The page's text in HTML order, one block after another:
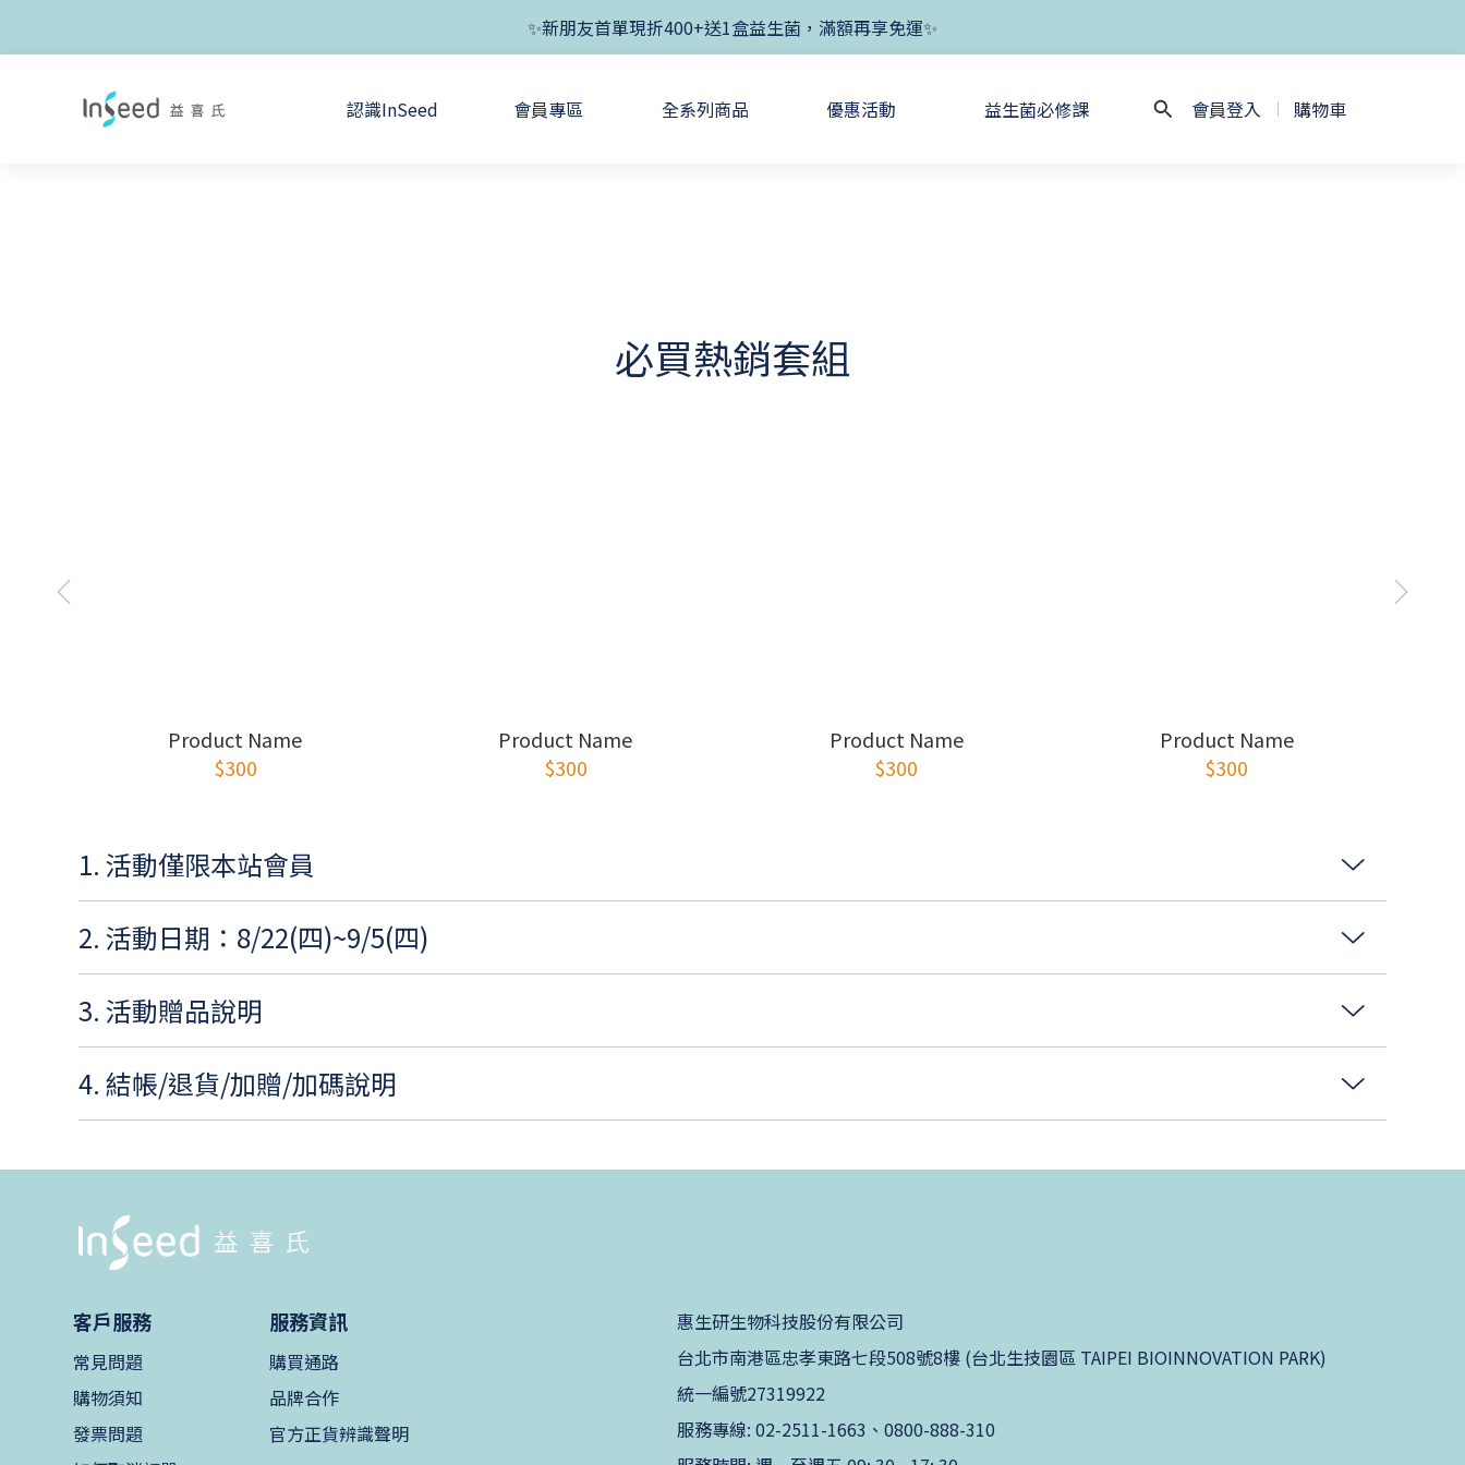
✨新朋友首單現折400+送1盒益生菌，滿額再享免運✨
✨新朋友首單現折400+送1盒益生菌，滿額再享免運✨
認識InSeed 會員專區 全系列商品 優惠活動 益生菌必修課 會員登入 購物車
必買熱銷套組
Product Name
$300
Product Name
$300
Product Name
$300
Product Name
$300
1. 活動僅限本站會員
2. 活動日期：8/22(四)~9/5(四)
3. 活動贈品說明
4. 結帳/退貨/加贈/加碼說明
客戶服務
常見問題
購物須知
發票問題
服務資訊
購買通路
品牌合作
官方正貨辨識聲明
惠生研生物科技股份有限公司
台北市南港區忠孝東路七段508號8樓 (台北生技園區 TAIPEI BIOINNOVATION PARK)
統一編號27319922
服務專線: 02-2511-1663、0800-888-310